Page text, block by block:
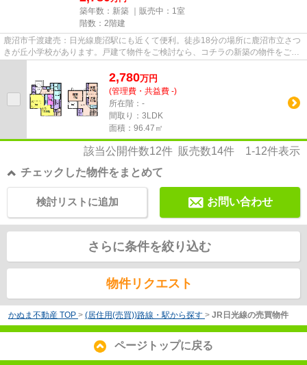
築年数：新築 ｜販売中： 1室
階数：2階建
鹿沼市千渡建売：日光線鹿沼駅にも近くて便利。徒歩18分の場所に鹿沼市立さつ
きが丘小学校があります。戸建て物件をご検討なら、コチラの新築の物件をご覧
2,780万円
(管理費・共益費 -)
所在階：-
間取り：3LDK
面積：96.47㎡
該当公開件数12件 販売数14件 1-12件表示
チェックした物件をまとめて
お問い合わせ
検討リストに追加
さらに条件を絞り込む
物件リクエスト
かぬま不動産 TOP > (居住用(売買))路線・駅から探す > JR日光線の売買物件
ページトップに戻る